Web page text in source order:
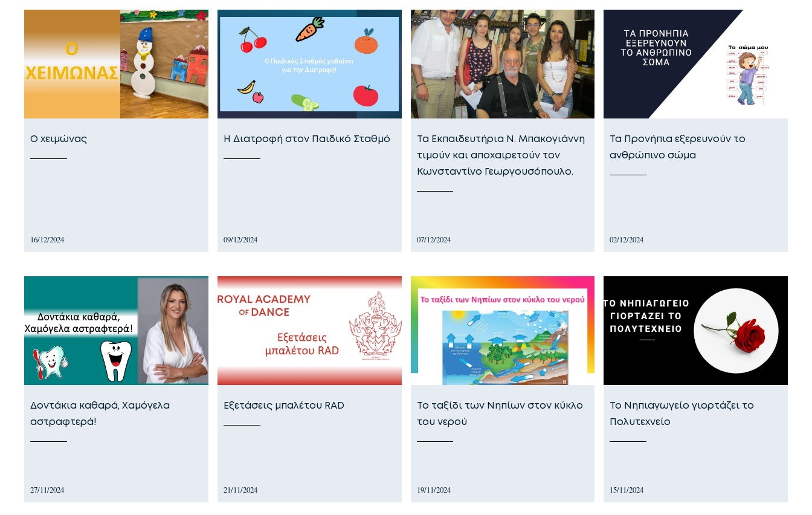
Ο χειμώνας
16/12/2024
Η Διατροφή στον Παιδικό Σταθμό
09/12/2024
Τα Εκπαιδευτήρια Ν. Μπακογιάννη
τιμούν και αποχαιρετούν τον
Κωνσταντίνο Γεωργουσόπουλο.
07/12/2024
Τα Προνήπια εξερευνούν το
ανθρώπινο σώμα
02/12/2024
Δοντάκια καθαρά, Χαμόγελα
αστραφτερά!
27/11/2024
Εξετάσεις μπαλέτου RAD
21/11/2024
Το ταξίδι των Νηπίων στον κύκλο
του νερού
19/11/2024
Το Νηπιαγωγείο γιορτάζει το
Πολυτεχνείο
15/11/2024